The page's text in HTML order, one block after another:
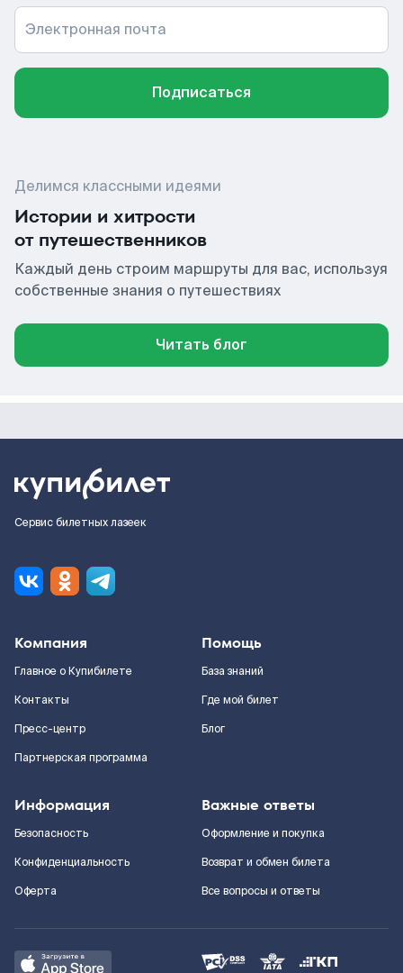
Электронная почта
Подписаться
Делимся классными идеями
Истории и хитрости
от путешественников
Каждый день строим маршруты для вас, используя
собственные знания о путешествиях
Читать блог
Сервис билетных лазеек
Компания
Главное о Купибилете
Контакты
Пресс-центр
Партнерская программа
Помощь
База знаний
Где мой билет
Блог
Информация
Безопасность
Конфиденциальность
Оферта
Важные ответы
Оформление и покупка
Возврат и обмен билета
Все вопросы и ответы